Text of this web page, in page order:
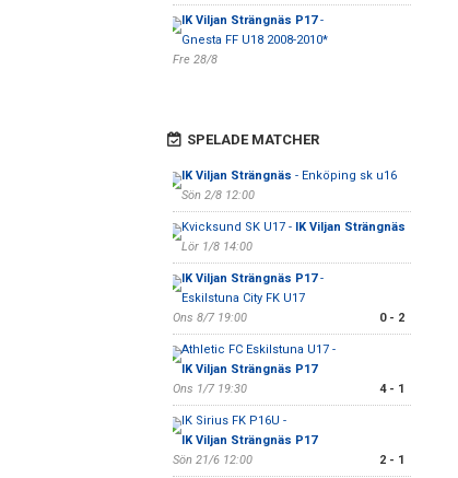
IK Viljan Strängnäs P17-
Gnesta FF U18 2008-2010*
Fre 28/8
SPELADE MATCHER
IK Viljan Strängnäs - Enköping sk u16
Sön 2/8 12:00
Kvicksund SK U17 - IK Viljan Strängnäs
Lör 1/8 14:00
IK Viljan Strängnäs P17-
Eskilstuna City FK U17
Ons 8/7 19:00
0 - 2
Athletic FC Eskilstuna U17 -
IK Viljan Strängnäs P17
Ons 1/7 19:30
4 - 1
IK Sirius FK P16U -
IK Viljan Strängnäs P17
Sön 21/6 12:00
2 - 1